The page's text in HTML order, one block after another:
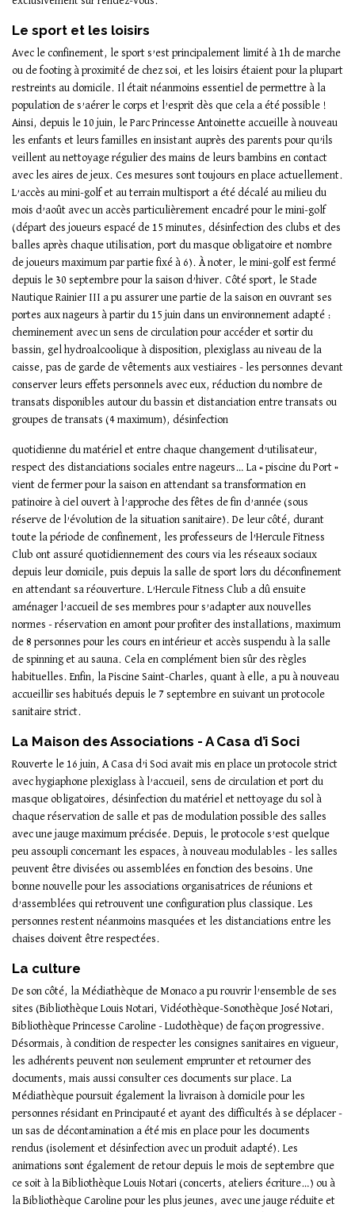
Le sport et les loisirs
Avec le confinement, le sport s’est principalement limité à 1h de marche
ou de footing à proximité de chez soi, et les loisirs étaient pour la plupart
restreints au domicile. Il était néanmoins essentiel de permettre à la
population de s’aérer le corps et l’esprit dès que cela a été possible !
Ainsi, depuis le 10 juin, le Parc Princesse Antoinette accueille à nouveau
les enfants et leurs familles en insistant auprès des parents pour qu’ils
veillent au nettoyage régulier des mains de leurs bambins en contact
avec les aires de jeux. Ces mesures sont toujours en place actuellement.
L’accès au mini-golf et au terrain multisport a été décalé au milieu du
mois d’août avec un accès particulièrement encadré pour le mini-golf
(départ des joueurs espacé de 15 minutes, désinfection des clubs et des
balles après chaque utilisation, port du masque obligatoire et nombre
de joueurs maximum par partie fixé à 6). À noter, le mini-golf est fermé
depuis le 30 septembre pour la saison d’hiver. Côté sport, le Stade
Nautique Rainier III a pu assurer une partie de la saison en ouvrant ses
portes aux nageurs à partir du 15 juin dans un environnement adapté :
cheminement avec un sens de circulation pour accéder et sortir du
bassin, gel hydroalcoolique à disposition, plexiglass au niveau de la
caisse, pas de garde de vêtements aux vestiaires - les personnes devant
conserver leurs effets personnels avec eux, réduction du nombre de
transats disponibles autour du bassin et distanciation entre transats ou
groupes de transats (4 maximum), désinfection
quotidienne du matériel et entre chaque changement d’utilisateur,
respect des distanciations sociales entre nageurs… La « piscine du Port »
vient de fermer pour la saison en attendant sa transformation en
patinoire à ciel ouvert à l’approche des fêtes de fin d’année (sous
réserve de l’évolution de la situation sanitaire). De leur côté, durant
toute la période de confinement, les professeurs de l’Hercule Fitness
Club ont assuré quotidiennement des cours via les réseaux sociaux
depuis leur domicile, puis depuis la salle de sport lors du déconfinement
en attendant sa réouverture. L’Hercule Fitness Club a dû ensuite
aménager l’accueil de ses membres pour s’adapter aux nouvelles
normes - réservation en amont pour profiter des installations, maximum
de 8 personnes pour les cours en intérieur et accès suspendu à la salle
de spinning et au sauna. Cela en complément bien sûr des règles
habituelles. Enfin, la Piscine Saint-Charles, quant à elle, a pu à nouveau
accueillir ses habitués depuis le 7 septembre en suivant un protocole
sanitaire strict.
La Maison des Associations - A Casa d’i Soci
Rouverte le 16 juin, A Casa d’i Soci avait mis en place un protocole strict
avec hygiaphone plexiglass à l’accueil, sens de circulation et port du
masque obligatoires, désinfection du matériel et nettoyage du sol à
chaque réservation de salle et pas de modulation possible des salles
avec une jauge maximum précisée. Depuis, le protocole s’est quelque
peu assoupli concernant les espaces, à nouveau modulables - les salles
peuvent être divisées ou assemblées en fonction des besoins. Une
bonne nouvelle pour les associations organisatrices de réunions et
d’assemblées qui retrouvent une configuration plus classique. Les
personnes restent néanmoins masquées et les distanciations entre les
chaises doivent être respectées.
La culture
De son côté, la Médiathèque de Monaco a pu rouvrir l’ensemble de ses
sites (Bibliothèque Louis Notari, Vidéothèque-Sonothèque José Notari,
Bibliothèque Princesse Caroline - Ludothèque) de façon progressive.
Désormais, à condition de respecter les consignes sanitaires en vigueur,
les adhérents peuvent non seulement emprunter et retourner des
documents, mais aussi consulter ces documents sur place. La
Médiathèque poursuit également la livraison à domicile pour les
personnes résidant en Principauté et ayant des difficultés à se déplacer -
un sas de décontamination a été mis en place pour les documents
rendus (isolement et désinfection avec un produit adapté). Les
animations sont également de retour depuis le mois de septembre que
ce soit à la Bibliothèque Louis Notari (concerts, ateliers écriture…) ou à
la Bibliothèque Caroline pour les plus jeunes, avec une jauge réduite et